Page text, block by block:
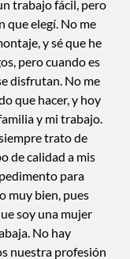
trabajo fácil, pero
que elegí. No me
y sé que he
pero cuando es
disfrutan. No me
que hacer, y hoy
y mi trabajo.
trato de
calidad a mis
para
muy bien, pues
soy una mujer
No hay